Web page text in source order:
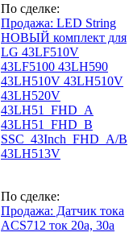
По сделке:
Продажа: LED String
НОВЫЙ комплект для
LG 43LF510V
43LF5100 43LH590
43LH510V 43LH510V
43LH520V
43LH51_FHD_A
43LH51_FHD_B
SSC_43Inch_FHD_A/B
43LH513V
По сделке:
Продажа: Датчик тока
ACS712 ток 20а, 30а